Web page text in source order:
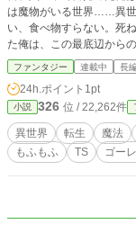
は魔物がいる世界……異
い、食べ物すらない。死
た俺は、この最底辺から
法……ちょっと、地味なラ
を倒してレベルを上げて
物はどこにあるのかな？
ファンタジー 連載中 長
24h.ポイント 1pt
小説 326 位 / 22,262件
異世界 転生 魔法
もふもふ
TS ゴー